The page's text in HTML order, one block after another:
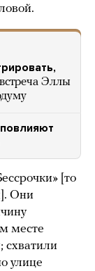
Эллы
[то
Они
месте
схватили
улице